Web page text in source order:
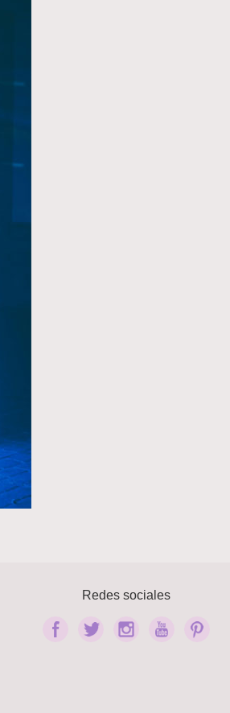
Redes sociales